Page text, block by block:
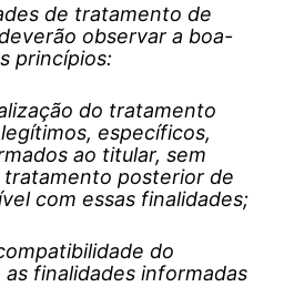
de tratamento de
observar a boa-
princípios:
do tratamento
específicos,
ao titular, sem
tratamento posterior de
com essas finalidades;
do
finalidades informadas